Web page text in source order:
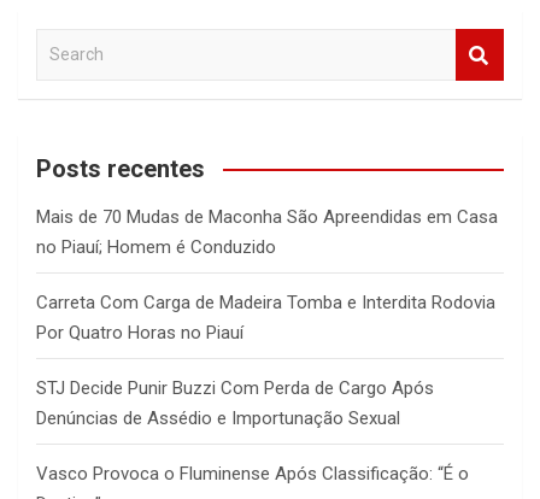
a
c
Posts recentes
Mais de 70 Mudas de Maconha São Apreendidas em Casa
no Piauí; Homem é Conduzido
Carreta Com Carga de Madeira Tomba e Interdita Rodovia
Por Quatro Horas no Piauí
STJ Decide Punir Buzzi Com Perda de Cargo Após
Denúncias de Assédio e Importunação Sexual
Vasco Provoca o Fluminense Após Classificação: “É o